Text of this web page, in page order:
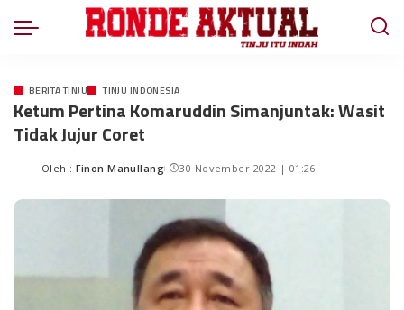
BERITA TINJU TINJU INDONESIA
Ketum Pertina Komaruddin Simanjuntak: Wasit
Tidak Jujur Coret
Oleh : Finon Manullang 30 November 2022 | 01:26